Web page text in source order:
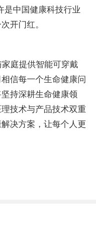
是中国健康科技行业
开门红。
庭提供智能可穿戴
信每一个生命健康问
持深耕生命健康领
技术与产品技术双重
决方案，让每个人更